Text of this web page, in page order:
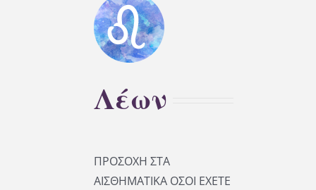
Λέων
ΠΡΟΣΟΧΗ ΣΤΑ
ΑΙΣΘΗΜΑΤΙΚΑ ΟΣΟΙ ΕΧΕΤΕ